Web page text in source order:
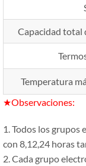
Capacidad total
Temperatura
★Observaciones:
1. Todos los grupos
con 8,12,24 horas
2. Cada grupo